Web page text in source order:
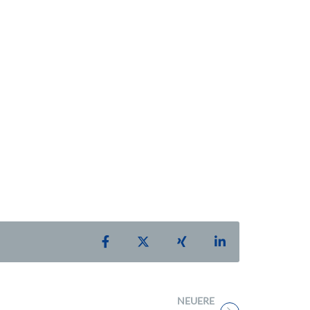
Teilen auf Facebook
Teilen auf XTeilen auf Xing
Teilen auf
NEUERE